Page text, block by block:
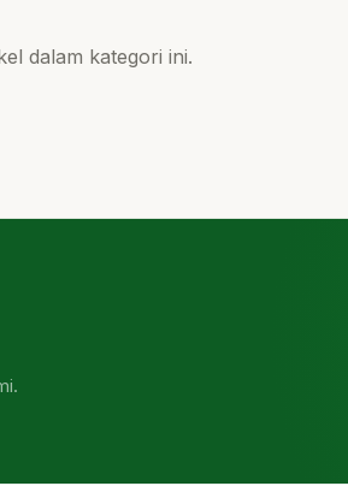
dalam kategori ini.